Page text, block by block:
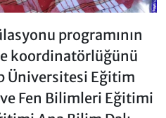
programının
koordinatörlüğünü
Üniversitesi Eğitim
Fen Bilimleri Eğitimi